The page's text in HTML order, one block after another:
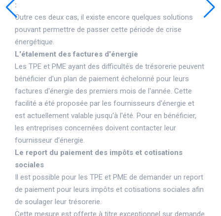
:
Outre ces deux cas, il existe encore quelques solutions
pouvant permettre de passer cette période de crise
énergétique.
L'étalement des factures d'énergie
Les TPE et PME ayant des difficultés de trésorerie peuvent
bénéficier d'un plan de paiement échelonné pour leurs
factures d'énergie des premiers mois de l'année. Cette
facilité a été proposée par les fournisseurs d'énergie et
est actuellement valable jusqu'à l'été. Pour en bénéficier,
les entreprises concernées doivent contacter leur
fournisseur d'énergie.
Le report du paiement des impôts et cotisations
sociales
Il est possible pour les TPE et PME de demander un report
de paiement pour leurs impôts et cotisations sociales afin
de soulager leur trésorerie.
Cette mesure est offerte à titre exceptionnel sur demande